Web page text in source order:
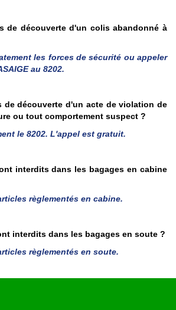
de découverte d'un colis abandonné à
les forces de sécurité ou appeler
au 8202.
de découverte d'un acte de violation de
ou tout comportement suspect ?
le 8202. L'appel est gratuit.
interdits dans les bagages en cabine
règlementés en cabine.
interdits dans les bagages en soute ?
règlementés en soute.